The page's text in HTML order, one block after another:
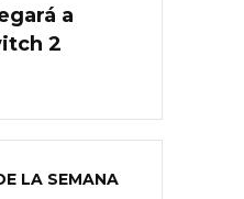
a
2
LA SEMANA